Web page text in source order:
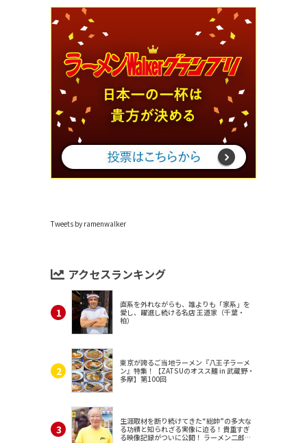
Tweets by ramenwalker
アクセスランキング
直系を外れながらも、誰よりも「家系」を
愛し、躍進し続ける名店 王道家（千葉・
柏）
東京が誇るご当地ラーメン『八王子ラーメ
ン』特集！【ZATSUのオスス麺 in 武蔵野・
多摩】第100回
生涯取材を断り続けてきた“総帥”の多大な
る功績と知られざる実像に迫る！貴重すぎ
る映像記録がついに公開！ ラーメン二郎